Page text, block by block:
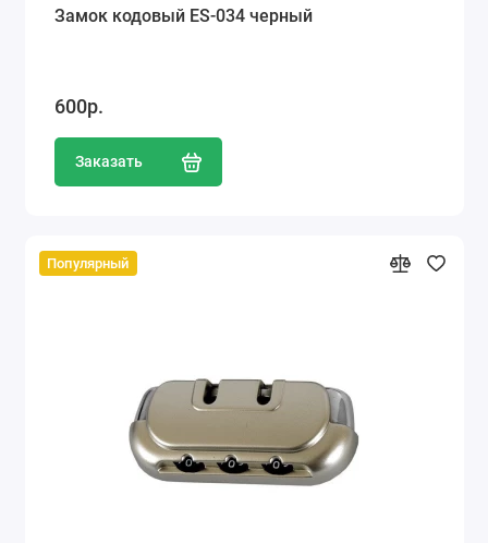
Замок кодовый ES-034 черный
600р.
Заказать
Популярный